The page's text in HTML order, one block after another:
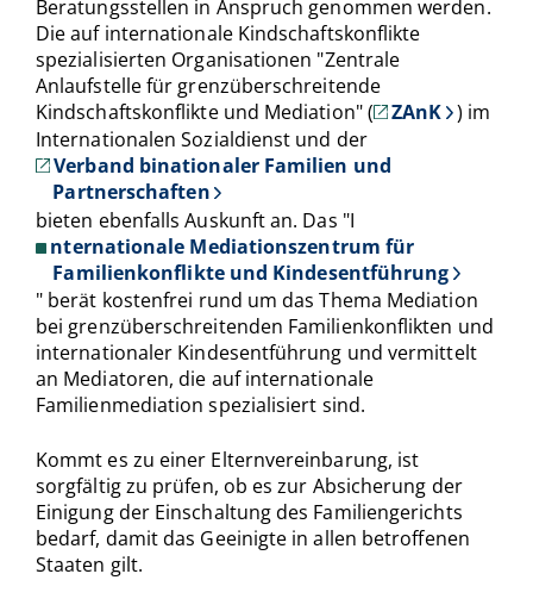
Beratungsstellen in Anspruch genommen werden.
Die auf internationale Kindschaftskonflikte
spezialisierten Organisationen "Zentrale
Anlaufstelle für grenzüberschreitende
Kindschaftskonflikte und Mediation" (
ZAnK ) im
Internationalen Sozialdienst und der
Verband binationaler Familien und
Partnerschaften
bieten ebenfalls Auskunft an. Das "I
nternationale Mediationszentrum für
Familienkonflikte und Kindesentführung
" berät kostenfrei rund um das Thema Mediation
bei grenzüberschreitenden Familienkonflikten und
internationaler Kindesentführung und vermittelt
an Mediatoren, die auf internationale
Familienmediation spezialisiert sind.
Kommt es zu einer Elternvereinbarung, ist
sorgfältig zu prüfen, ob es zur Absicherung der
Einigung der Einschaltung des Familiengerichts
bedarf, damit das Geeinigte in allen betroffenen
Staaten gilt.